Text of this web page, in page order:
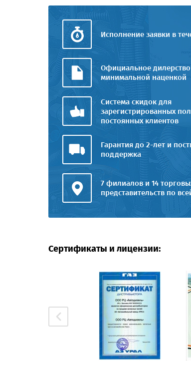
Исполнение заявки в
Официальное дилерство
минимальной наценкой
Система скидок для
зарегистрированных
постоянных клиентов
Гарантия до 2-лет и
поддержка
7 филиалов и 14
представительств по
Сертификаты и лицензии: